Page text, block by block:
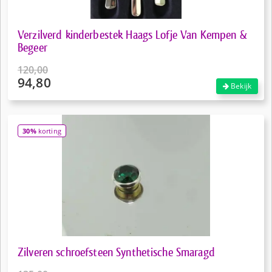
Verzilverd kinderbestek Haags Lofje Van Kempen &
Begeer
120,00
Oorspronkelijke
94,80
is:
€94,80.
Bekijk
30%korting
Zilveren schroefsteen Synthetische Smaragd